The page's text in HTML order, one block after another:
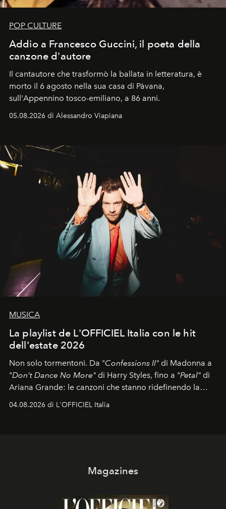
POP CULTURE
Addio a Francesco Guccini, il poeta della
canzone d'autore
Il cantautore che trasformò la ballata in letteratura, è
morto il 6 agosto nella sua casa di Pàvana,
sull'Appennino tosco-emiliano, a 86 anni.
05.08.2026 di Alessandro Viapiana
MUSICA
La playlist de L'OFFICIEL Italia con le hit
dell'estate 2026
Non solo tormentoni. Da "Confessions II" di Madonna a
"Don't Dance No More" di Harry Styles, fino a "Petal" di
Ariana Grande: le canzoni che stanno ridefinendo la
04.08.2026 di L'OFFICIEL Italia
Magazines